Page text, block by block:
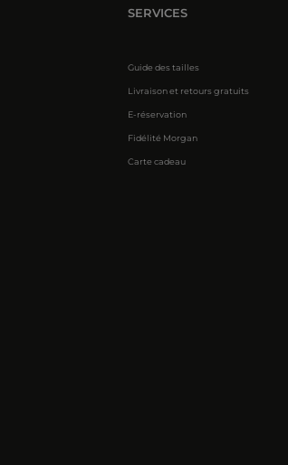
SERVICES
Guide des tailles
Livraison et retours gratuits
E-réservation
Fidélité Morgan
Carte cadeau